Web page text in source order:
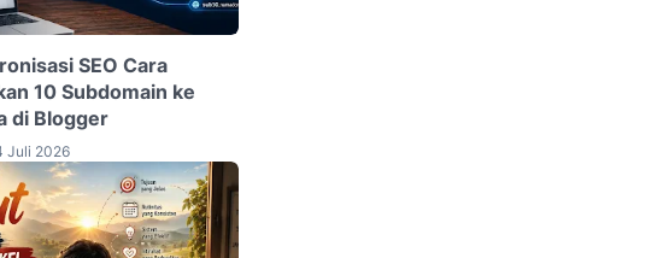
SEO Cara
10 Subdomain ke
di Blogger
Juli 2026